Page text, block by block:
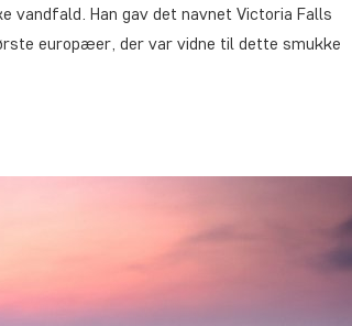
vandfald. Han gav det navnet Victoria Falls
europæer, der var vidne til dette smukke